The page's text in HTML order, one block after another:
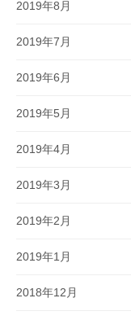
2019年8月
2019年7月
2019年6月
2019年5月
2019年4月
2019年3月
2019年2月
2019年1月
2018年12月